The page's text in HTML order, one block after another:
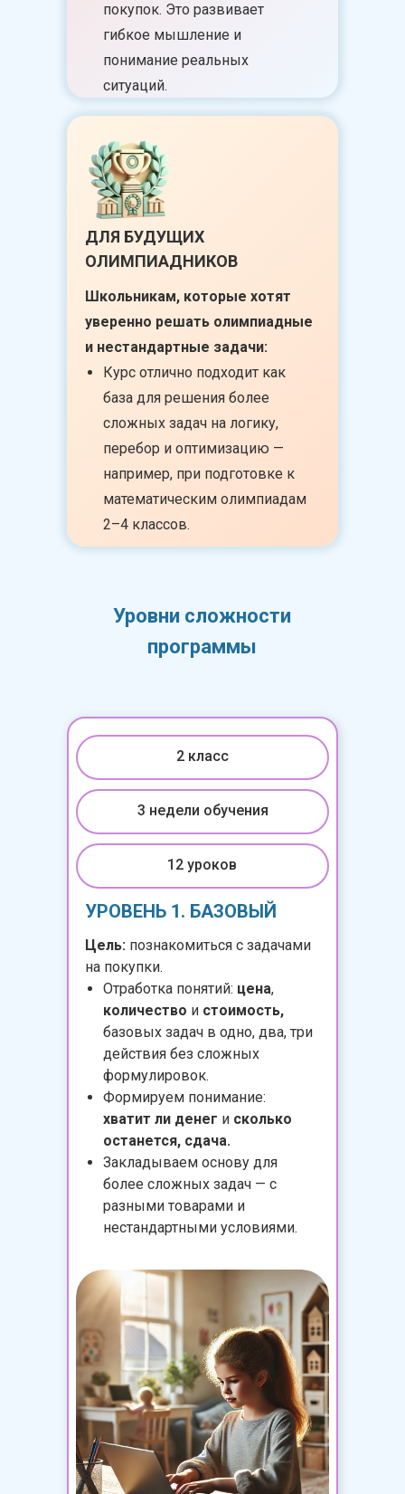
покупок. Это развивает
гибкое мышление и
понимание реальных
ситуаций.
Школьникам, которые хотят
уверенно решать олимпиадные
и нестандартные задачи:
Курс отлично подходит как
база для решения более
сложных задач на логику,
перебор и оптимизацию —
например, при подготовке к
математическим олимпиадам
2–4 классов.
ДЛЯ БУДУЩИХ
ОЛИМПИАДНИКОВ
Уровни сложности
программы
УРОВЕНЬ 1. БАЗОВЫЙ
Цель: познакомиться с задачами
на покупки.
Отработка понятий: цена,
количество и стоимость,
базовых задач в одно, два, три
действия без сложных
формулировок.
Формируем понимание:
хватит ли денег и сколько
останется, сдача.
Закладываем основу для
более сложных задач — с
разными товарами и
нестандартными условиями.
12 уроков
3 недели обучения
2 класс